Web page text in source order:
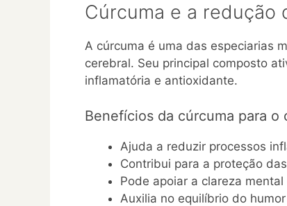
Cúrcuma e a redução
A cúrcuma é uma das especiarias
cerebral. Seu principal composto
inflamatória e antioxidante.
Benefícios da cúrcuma para o
Ajuda a reduzir processos
Contribui para a proteção
Pode apoiar a clareza
Auxilia no equilíbrio do humor